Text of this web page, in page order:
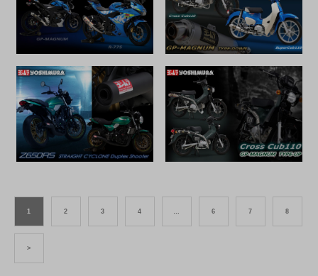
1 2 3 4 … 6 7 8
>